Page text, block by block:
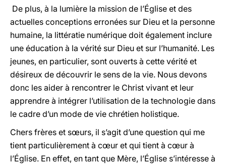
De plus, à la lumière la mission de l’Église et des
actuelles conceptions erronées sur Dieu et la personne
humaine, la littératie numérique doit également inclure
une éducation à la vérité sur Dieu et sur l’humanité. Les
jeunes, en particulier, sont ouverts à cette vérité et
désireux de découvrir le sens de la vie. Nous devons
donc les aider à rencontrer le Christ vivant et leur
apprendre à intégrer l’utilisation de la technologie dans
le cadre d’un mode de vie chrétien holistique.
Chers frères et sœurs, il s’agit d’une question qui me
tient particulièrement à cœur et qui tient à cœur à
l’Église. En effet, en tant que Mère, l’Église s’intéresse à